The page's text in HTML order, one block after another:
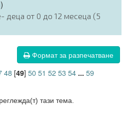
)
деца от 0 до 12 месеца (5
Формат за разпечатване
48[49] 5051 525354 ... 59
тази тема.